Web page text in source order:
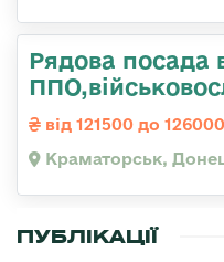
Рядова посада
від 121500 до
Краматорськ,
ПУБЛІКАЦІЇ